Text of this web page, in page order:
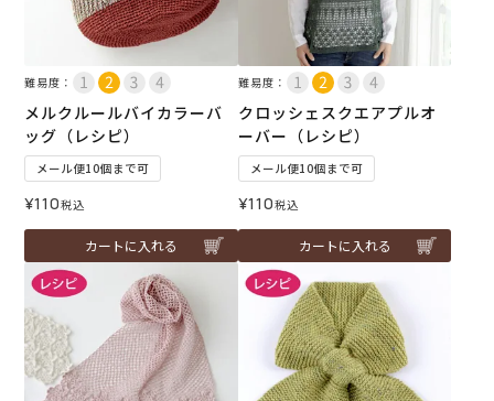
難易度：
メルクルールバイカラーバ
ッグ（レシピ）
メール便10個まで可
¥110税込
カートに入れる
難易度：
クロッシェスクエアプルオ
ーバー（レシピ）
メール便10個まで可
¥110税込
カートに入れる